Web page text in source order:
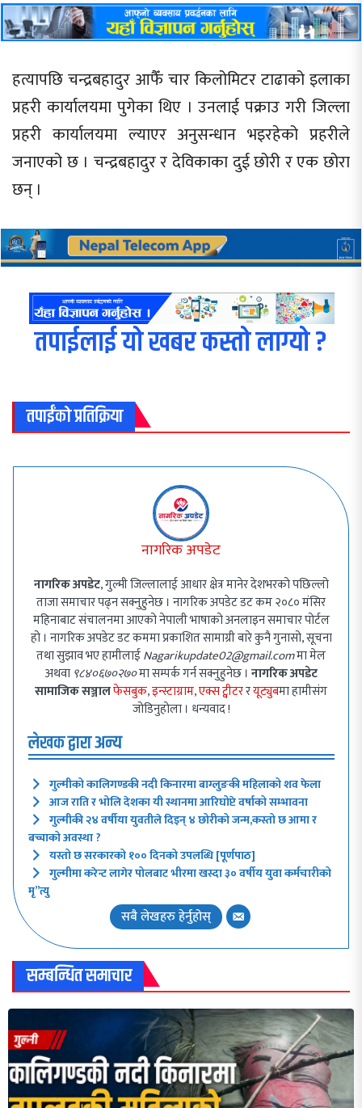
हत्यापछि चन्द्रबहादुर आफैँ चार किलोमिटर टाढाको इलाका
प्रहरी कार्यालयमा पुगेका थिए । उनलाई पक्राउ गरी जिल्ला
प्रहरी कार्यालयमा ल्याएर अनुसन्धान भइरहेको प्रहरीले
जनाएको छ । चन्द्रबहादुर र देविकाका दुई छोरी र एक छोरा
छन् ।
तपाईलाई यो खबर कस्तो लाग्यो ?
तपाईंको प्रतिक्रिया
नागरिक अपडेट
नागरिक अपडेट, गुल्मी जिल्लालाई आधार क्षेत्र मानेर देशभरको पछिल्लो
ताजा समाचार पढ्न सक्नुहुनेछ । नागरिक अपडेट डट कम २०८० मंसिर
महिनाबाट संचालनमा आएको नेपाली भाषाको अनलाइन समाचार पोर्टल
हो । नागरिक अपडेट डट कममा प्रकाशित सामाग्री बारे कुनै गुनासो, सूचना
तथा सुझाव भए हामीलाईNagarikupdate02@gmail.comमा मेल
अथवा ९८४०६७०२७०मा सम्पर्क गर्न सक्नुहुनेछ । नागरिक अपडेट
सामाजिक सञ्जालफेसबुक,इन्स्टाग्राम,एक्स ट्वीटररयूट्युबमा हामीसंग
जोडिनुहोला । धन्यवाद !
लेखक द्वारा अन्य
गुल्मीको कालिगण्डकी नदी किनारमा बाग्लुङकी महिलाको शव फेला
आज राति र भोलि देशका यी स्थानमा आरिघोप्टे वर्षाको सम्भावना
गुल्मीकी २४ वर्षीया युवतीले दिइन् ४ छोरीको जन्म,कस्तो छ आमा र
बच्चाको अवस्था ?
यस्तो छ सरकारको १०० दिनको उपलब्धि [पूर्णपाठ]
गुल्मीमा करेन्ट लागेर पोलबाट भीरमा खस्दा ३० वर्षीय युवा कर्मचारीको
मृ”त्यु
सबै लेखहरु हेर्नुहोस्
सम्बन्धित समाचार